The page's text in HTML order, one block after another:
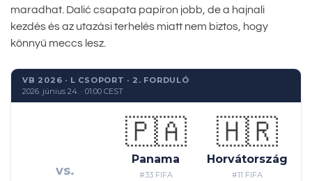
maradhat. Dalić csapata papíron jobb, de a hajnali
kezdés és az utazási terhelés miatt nem biztos, hogy
könnyű meccs lesz.
VB 2026 · L CSOPORT · 2. FORDULÓ
2026. június 24. · 01:00 CEST
🇵🇦
Panama
#33 FIFA
vs.
🇭🇷
Horvátország
#11 FIFA